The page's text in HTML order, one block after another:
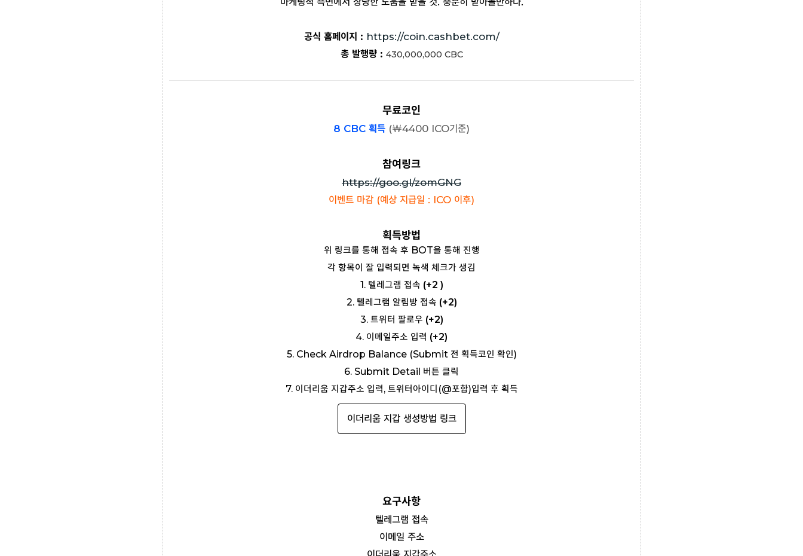
공식 홈페이지 : https://coin.cashbet.com/
총 발행량 : 430,000,000 CBC
무료코인
8 CBC 획득 (￦4400 ICO기준)
참여링크
https://goo.gl/zomGNG
이벤트 마감 (예상 지급일 : ICO 이후)
획득방법
위 링크를 통해 접속 후 BOT을 통해 진행
각 항목이 잘 입력되면 녹색 체크가 생김
1. 텔레그램 접속 (+2 )
2. 텔레그램 알림방 접속 (+2)
3. 트위터 팔로우 (+2)
4. 이메일주소 입력 (+2)
5. Check Airdrop Balance (Submit 전 획득코인 확인)
6. Submit Detail 버튼 클릭
7. 이더리움 지갑주소 입력, 트위터아이디(@포함)입력 후 획득
이더리움 지갑 생성방법 링크
요구사항
텔레그램 접속
이메일 주소